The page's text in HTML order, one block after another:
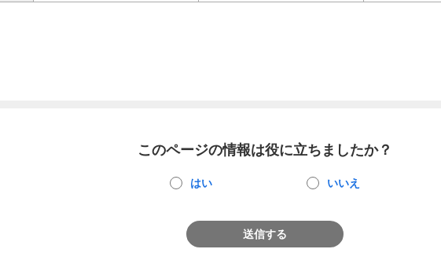
このページの情報は役に立ちましたか？
はい いいえ
送信する